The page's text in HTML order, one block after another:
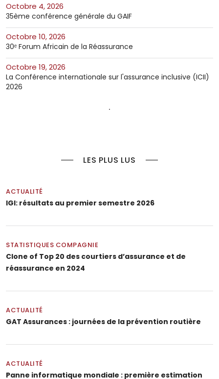
octobre 4, 2026
35ème conférence générale du GAIF
octobre 10, 2026
30ᵉ Forum Africain de la Réassurance
octobre 19, 2026
La Conférence internationale sur l'assurance inclusive (ICII)
2026
LES PLUS LUS
ACTUALITÉ
IGI: résultats au premier semestre 2026
STATISTIQUES COMPAGNIE
Clone of Top 20 des courtiers d’assurance et de
réassurance en 2024
ACTUALITÉ
GAT Assurances : journées de la prévention routière
ACTUALITÉ
Panne informatique mondiale : première estimation